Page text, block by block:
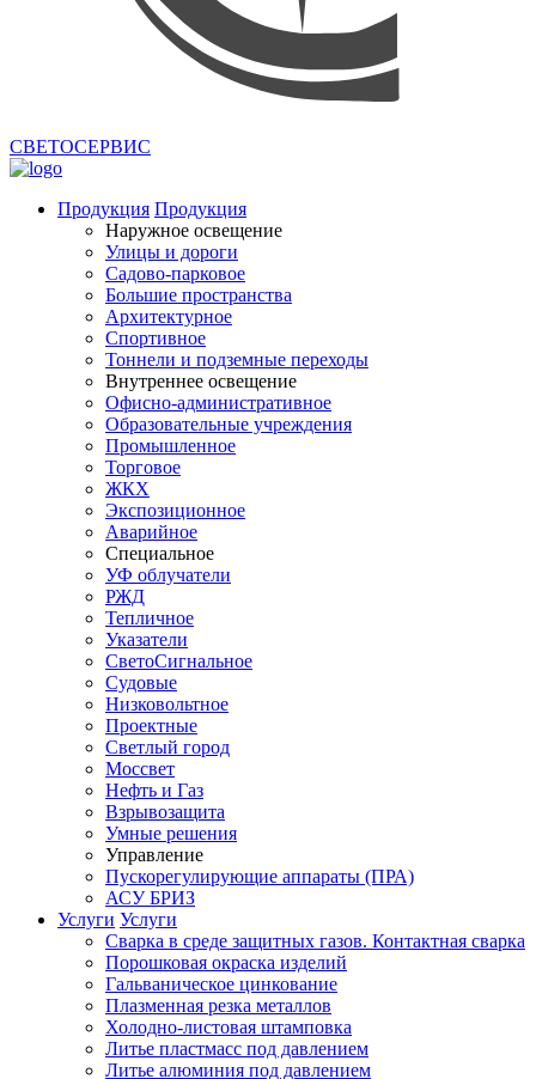
СВЕТОСЕРВИС
Продукция Продукция
Наружное освещение
Улицы и дороги
Садово-парковое
Большие пространства
Архитектурное
Спортивное
Тоннели и подземные переходы
Внутреннее освещение
Офисно-административное
Образовательные учреждения
Промышленное
Торговое
ЖКХ
Экспозиционное
Аварийное
Специальное
УФ облучатели
РЖД
Тепличное
Указатели
СветоСигнальное
Судовые
Низковольтное
Проектные
Светлый город
Моссвет
Нефть и Газ
Взрывозащита
Умные решения
Управление
Пускорегулирующие аппараты (ПРА)
АСУ БРИЗ
Услуги Услуги
Сварка в среде защитных газов. Контактная сварка
Порошковая окраска изделий
Гальваническое цинкование
Плазменная резка металлов
Холодно-листовая штамповка
Литье пластмасс под давлением
Литье алюминия под давлением